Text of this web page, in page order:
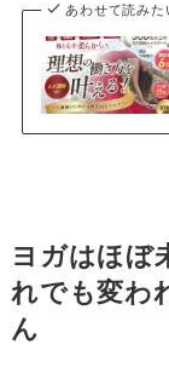
あわせて読みた
ヨガはほぼ
れでも変わ
ん